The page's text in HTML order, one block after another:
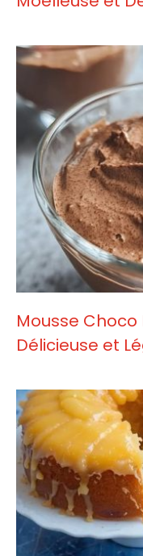
Mousse Choco
Délicieuse et